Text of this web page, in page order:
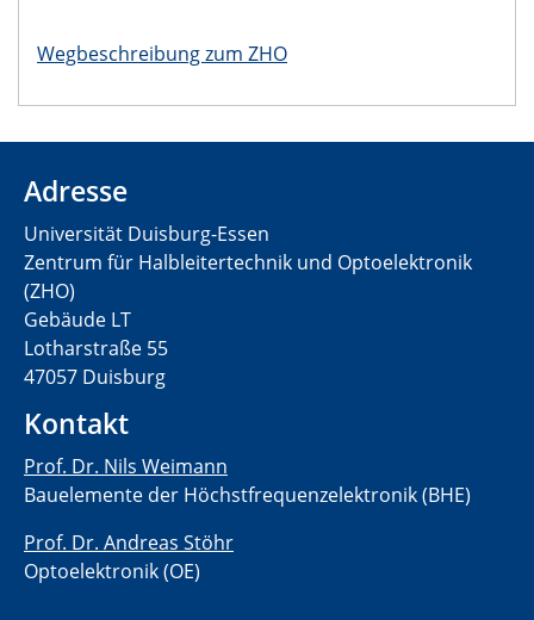
Wegbeschreibung zum ZHO
Adresse
Universität Duisburg-Essen
Zentrum für Halbleitertechnik und Optoelektronik
(ZHO)
Gebäude LT
Lotharstraße 55
47057 Duisburg
Kontakt
Prof. Dr. Nils Weimann
Bauelemente der Höchstfrequenzelektronik (BHE)
Prof. Dr. Andreas Stöhr
Optoelektronik (OE)